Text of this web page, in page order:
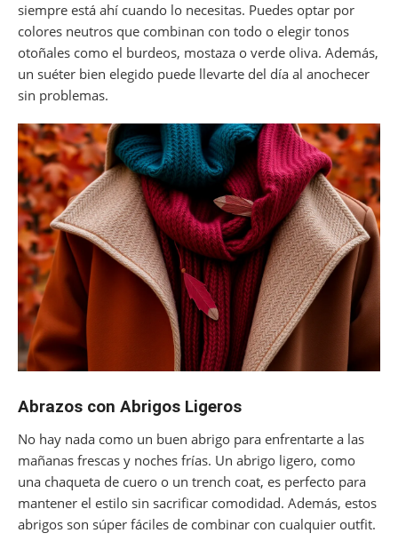
siempre está ahí cuando lo necesitas. Puedes optar por
colores neutros que combinan con todo o elegir tonos
otoñales como el burdeos, mostaza o verde oliva. Además,
un suéter bien elegido puede llevarte del día al anochecer
sin problemas.
Abrazos con Abrigos Ligeros
No hay nada como un buen abrigo para enfrentarte a las
mañanas frescas y noches frías. Un abrigo ligero, como
una chaqueta de cuero o un trench coat, es perfecto para
mantener el estilo sin sacrificar comodidad. Además, estos
abrigos son súper fáciles de combinar con cualquier outfit.